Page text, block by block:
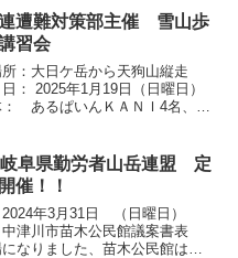
総...
遭難対策部主催 雪山歩
習会
：大日ケ岳から天狗山縦走
2025年1月19日（日曜日）
あるぱいんＫＡＮＩ4名、大
講習会リーダー： 小酒井県連
部長 （ある...
阜県勤労者山岳連盟 定
催！！
年3月31日 （日曜日）
津川市苗木公民館議案書表
なりました、苗木公民館は、